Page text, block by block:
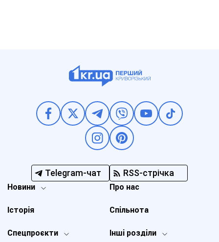
Telegram-чат RSS-стрічка
Новини
Спецпроєкти Інші розділи
Історія
Про нас
Спільнота